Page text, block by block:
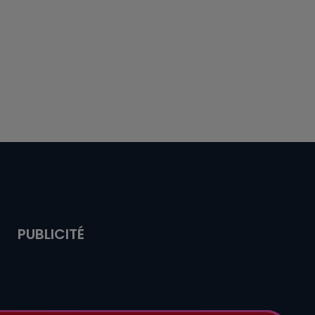
PUBLICITÉ